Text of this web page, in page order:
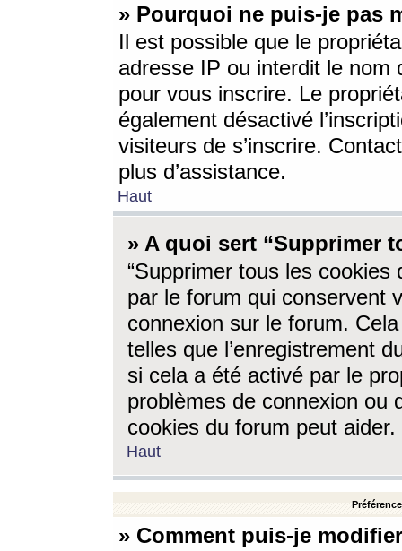
» Pourquoi ne puis-je pas
Il est possible que le
adresse IP ou interdit le nom
pour vous inscrire. Le
également désactivé
visiteurs de s’inscrire.
plus d’assistance.
Haut
» A quoi sert “Supprimer
“Supprimer tous les cookies
par le forum qui conservent
connexion sur le forum.
telles que l’enregistrement
si cela a été activé par le
problèmes de connexion ou
cookies du forum peut aider.
Haut
» Comment puis-je